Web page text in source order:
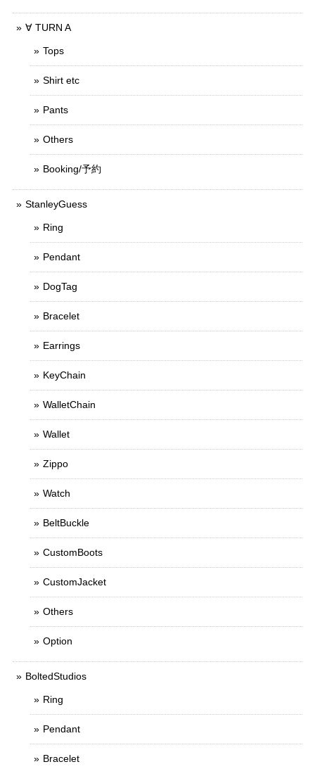
∀ TURN A
Tops
Shirt etc
Pants
Others
Booking/予約
StanleyGuess
Ring
Pendant
DogTag
Bracelet
Earrings
KeyChain
WalletChain
Wallet
Zippo
Watch
BeltBuckle
CustomBoots
CustomJacket
Others
Option
BoltedStudios
Ring
Pendant
Bracelet